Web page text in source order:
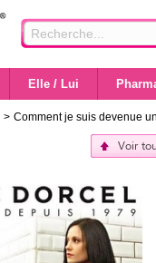
Elle / Lui
> Comment je suis devenue
Voir